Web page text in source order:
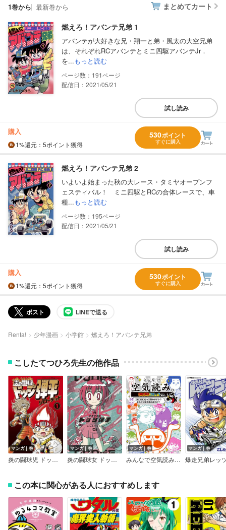
1巻から 最新巻から まとめてカート
燃えろ！アバンテ兄弟 1
アバンテが大好きな兄・翔一と弟・風太の大空兄弟
は、それぞれRCアバンテとミニ四駆アバンテJr．
を...もっと読む
191
配信日：2021/05/21
試し読み
購入
1%還元 ：5ポイント獲得
530ポイント
すぐに購入
燃えろ！アバンテ兄弟 2
いよいよ始まった秋の大レース・タミヤオープンフ
ェスティバル！ ミニ四駆とRCの合体レースで、車
種...もっと読む
195
配信日：2021/05/21
試し読み
購入
1%還元 ：5ポイント獲得
530ポイント
すぐに購入
ポスト LINEで送る
Renta! 少年漫画 小学館 燃えろ！アバンテ兄弟
こしたてつひろ先生の他作品
マンガ｜巻
炎の闘球児 ドッジ弾平 リローデッド
マンガ｜巻
炎の闘球女 ドッジ弾子
マンガ｜巻
みんなで空気読み。コロコロコミックVer．
マンガ｜巻
この本に関心がある人におすすめします